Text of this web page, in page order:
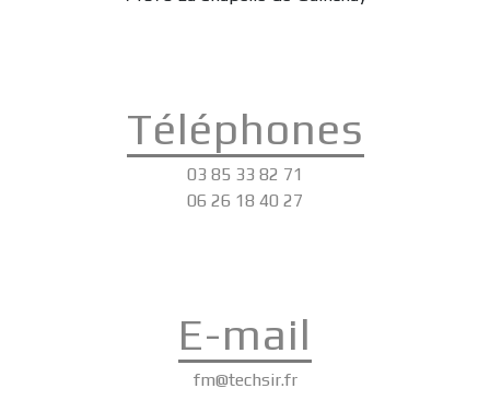
Téléphones
03 85 33 82 71
06 26 18 40 27
E-mail
fm@techsir.fr